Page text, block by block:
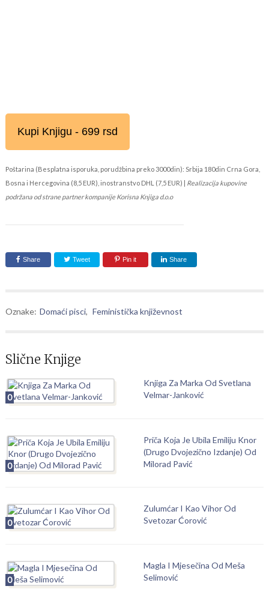
Kupi Knjigu - 699 rsd
Poštarina (Besplatna isporuka, porudžbina preko 3000din): Srbija 180din Crna Gora,
Bosna i Hercegovina (8,5 EUR), inostranstvo DHL (7,5 EUR) | Realizacija kupovine
podržana od strane partner kompanije Korisna Knjiga d.o.o
Share Tweet Pin it Share
Oznake: Domaći pisci, Feministička književnost
Slične Knjige
0
Knjiga Za Marka Od Svetlana
Velmar-Janković
0
Priča Koja Je Ubila Emiliju Knor
(Drugo Dvojezično Izdanje) Od
Milorad Pavić
0
Zulumćar I Kao Vihor Od
Svetozar Ćorović
0
Magla I Mjesečina Od Meša
Selimović